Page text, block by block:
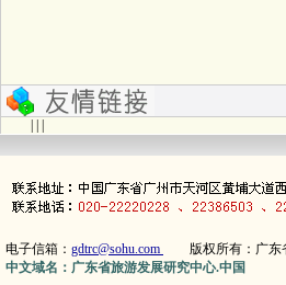
电子信箱： gdtrc@sohu.com 版权所有：广东
中文域名：广东省旅游发展研究中心.中国